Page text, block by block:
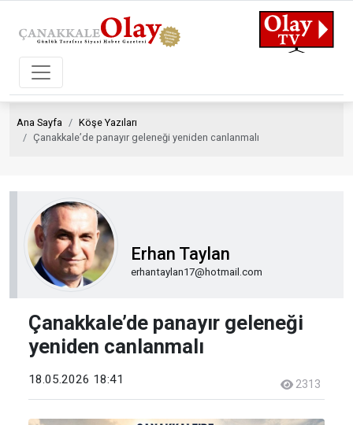
Ana Sayfa
Köşe Yazıları
Çanakkale’de panayır geleneği yeniden canlanmalı
Erhan Taylan
erhantaylan17@hotmail.com
Çanakkale’de panayır geleneği
yeniden canlanmalı
18.05.2026 18:41 2313